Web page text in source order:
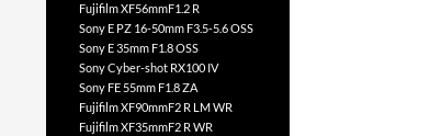
Fujifilm XF56mmF1.2 R
Sony E PZ 16-50mm F3.5-5.6 OSS
Sony E 35mm F1.8 OSS
Sony Cyber-shot RX100 IV
Sony FE 55mm F1.8 ZA
Fujifilm XF90mmF2 R LM WR
Fujifilm XF35mmF2 R WR